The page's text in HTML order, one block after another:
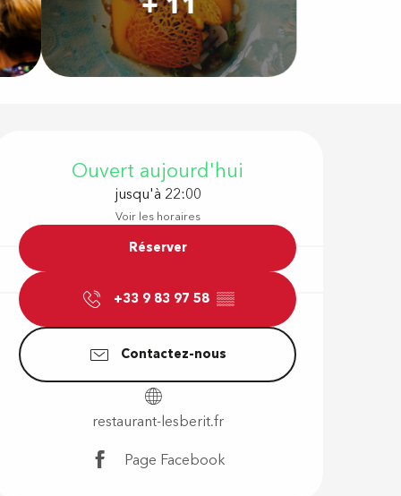
Ouvert aujourd'hui
jusqu'à 22:00
Voir les horaires
Réserver
+33 9 83 97 58 ▒▒
Contactez-nous
restaurant-lesberit.fr
Page Facebook